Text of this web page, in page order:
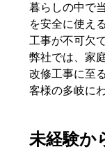
暮らしの中で
を安全に使え
工事が不可欠で
弊社では、家
改修工事に至
客様の多岐に
未経験か